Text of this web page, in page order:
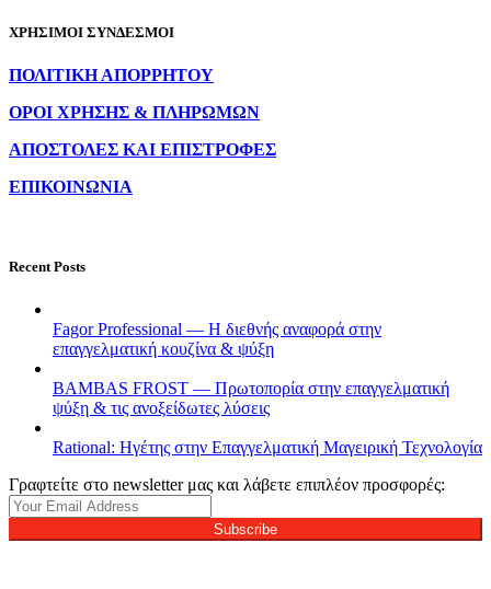
ΧΡΗΣΙΜΟΙ ΣΥΝΔΕΣΜΟΙ
ΠΟΛΙΤΙΚΗ ΑΠΟΡΡΗΤΟΥ
ΟΡΟΙ ΧΡΗΣΗΣ & ΠΛΗΡΩΜΩΝ
ΑΠΟΣΤΟΛΕΣ ΚΑΙ ΕΠΙΣΤΡΟΦΕΣ
ΕΠΙΚΟΙΝΩΝΙΑ
Recent Posts
Fagor Professional — Η διεθνής αναφορά στην
επαγγελματική κουζίνα & ψύξη
BAMBAS FROST — Πρωτοπορία στην επαγγελματική
ψύξη & τις ανοξείδωτες λύσεις
Rational: Ηγέτης στην Επαγγελματική Μαγειρική Τεχνολογία
Γραφτείτε στο newsletter μας και λάβετε επιπλέον προσφορές:
Subscribe